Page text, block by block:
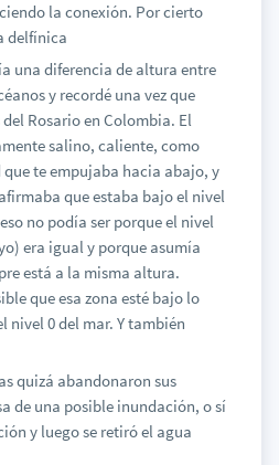
la conexión. Por cierto
delfínica
una diferencia de altura entre
y recordé una vez que
Rosario en Colombia. El
salino, caliente, como
te empujaba hacia abajo, y
que estaba bajo el nivel
no podía ser porque el nivel
era igual y porque asumía
está a la misma altura.
que esa zona esté bajo lo
nivel 0 del mar. Y también
quizá abandonaron sus
de una posible inundación, o sí
y luego se retiró el agua